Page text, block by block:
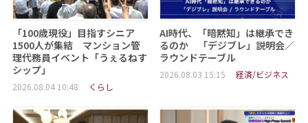
「100歳現役」目指すシニア
1500人が集結 マンション管
理代務員イベント「うぇるねす
シップ」
2026.08.04 10:48 くらし
AI時代、「暗黙知」は継承でき
るのか 「デジブレ」説明会／
ラウンドテーブル
2026.08.03 15:15 経済/ビジネス